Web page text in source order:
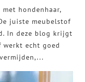
hondenhaar,
juiste meubelstof
In deze blog krijgt
werkt echt goed